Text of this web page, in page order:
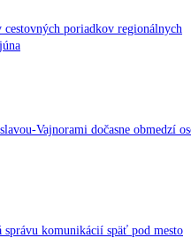
poriadkov regionálnych
Vajnorami dočasne obmedzí
komunikácií späť pod mesto